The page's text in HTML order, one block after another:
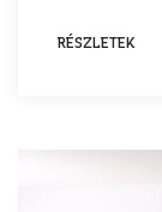
RÉSZLETEK